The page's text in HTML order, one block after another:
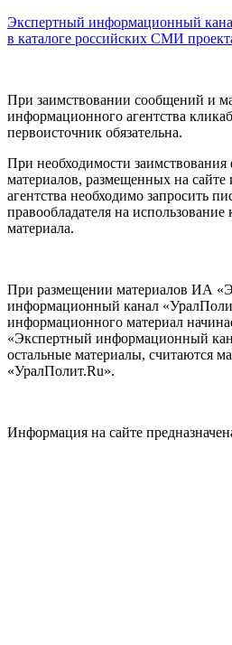
Экспертный информационный
в каталоге российских СМИ
При заимствовании сообщений и
информационного агентства
первоисточник обязательна.
При необходимости заимствования
материалов, размещенных на
агентства необходимо запросить
правообладателя на
материала.
При размещении материалов ИА
информационный канал
информационного материал
«Экспертный информационный
остальные материалы, считаются
«УралПолит.Ru».
Информация на сайте